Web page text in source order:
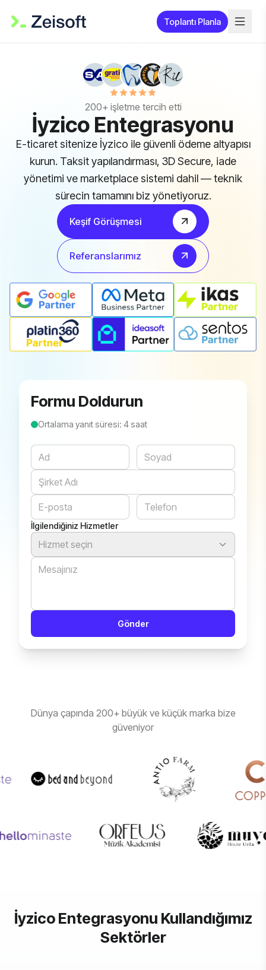
Toplantı Planla
200+ işletme tercih etti
İyzico Entegrasyonu
E-ticaret sitenize İyzico ile güvenli ödeme altyapısı
kurun. Taksit yapılandırması, 3D Secure, iade
yönetimi ve marketplace sistemi dahil — teknik
sürecin tamamını biz yönetiyoruz.
Keşif Görüşmesi
Referanslarımız
Formu Doldurun
Ortalama yanıt süresi: 4 saat
İlgilendiğiniz Hizmetler
Hizmet seçin
Website
Gönder
Dünya çapında 200+ büyük ve küçük marka bize
güveniyor
İyzico Entegrasyonu Kullandığımız
Sektörler